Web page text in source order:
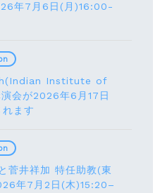
年7月6日(月)16:00-
Institute of
会が2026年6月17⽇
ます
菅井祥加 特任助教(東
年7月2日(木)15:20–